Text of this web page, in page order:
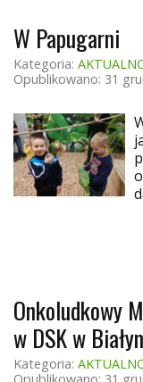
W Papugarni
Kategoria:
Opublikowano: 31
Onkoludkowy
w DSK w
Kategoria:
Opublikowano: 31